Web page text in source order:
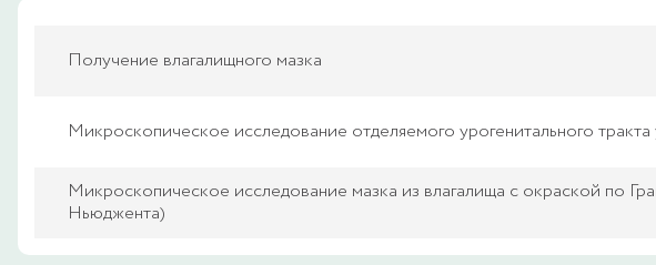
Получение влагалищного мазка
Микроскопическое исследование отделяемого урогенитального
Микроскопическое исследование мазка из влагалища с окраской по
Ньюджента)